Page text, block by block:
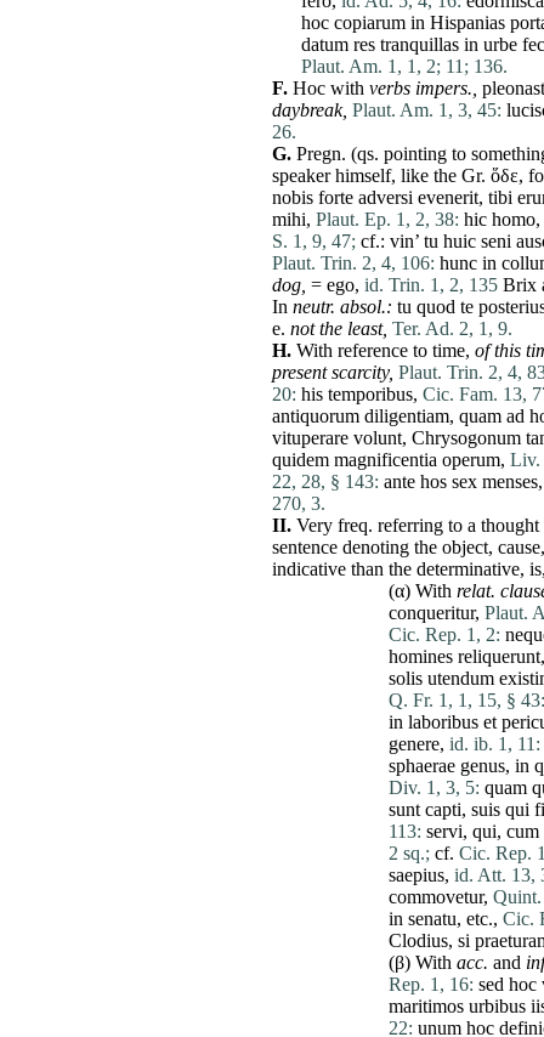
hoc copiarum in Hispanias
datum res tranquillas in urbe
Plaut. Am. 1, 1, 2; 11; 136.
F. Hoc with verbs impers.,
daybreak, Plaut. Am. 1, 3, 45:
26.
G. Pregn. (qs. pointing to
speaker himself, like the Gr. ὅδε,
nobis forte adversi evenerit, tibi
mihi, Plaut. Ep. 1, 2, 38: hic homo
S. 1, 9, 47; cf.: vin’ tu huic seni
Plaut. Trin. 2, 4, 106: hunc in
dog, = ego, id. Trin. 1, 2, 135 Brix
In neutr. absol.: tu quod te
e. not the least, Ter. Ad. 2, 1, 9.
H. With reference to time, of this
present scarcity, Plaut. Trin. 2, 4,
20: his temporibus, Cic. Fam. 13,
antiquorum diligentiam, quam ad
vituperare volunt, Chrysogonum
quidem magnificentia operum, Liv.
22, 28, § 143: ante hos sex menses
270, 3.
II. Very freq. referring to a
sentence denoting the object,
indicative than the determinative,
(α) With relat.
conqueritur, Plaut.
Cic. Rep. 1, 2:
homines reliquerunt
solis utendum
Q. Fr. 1, 1, 15, § 43:
in laboribus et
genere, id. ib. 1, 11:
sphaerae genus, in
Div. 1, 3, 5: quam
sunt capti, suis qui
113: servi, qui, cum
2 sq.; cf. Cic. Rep.
saepius, id. Att. 13,
commovetur,
in senatu, etc., Cic.
Clodius, si
(β) With acc. and
Rep. 1, 16: sed hoc
maritimos urbibus
22: unum hoc